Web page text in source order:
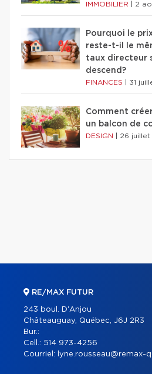
IMMOBILIER 2
Pourquoi le
reste-t-il le
taux directeur
descend?
FINANCES 31
Comment
un balcon de
DESIGN 26
RE/MAX FUTUR
243 boul. D'Anjou
Châteauguay, Québec, J6J 2R3
Bur.:
Cell.: 514 973-4256
Courriel:
lyne.rousseau@remax-